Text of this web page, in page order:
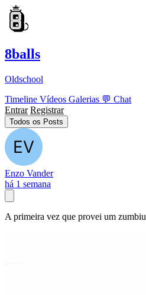
8balls
Oldschool
Timeline Vídeos Galerias 💬 Chat
Entrar Registrar
Todos os Posts
Enzo Vander
há 1 semana
A primeira vez que provei um zumbiu